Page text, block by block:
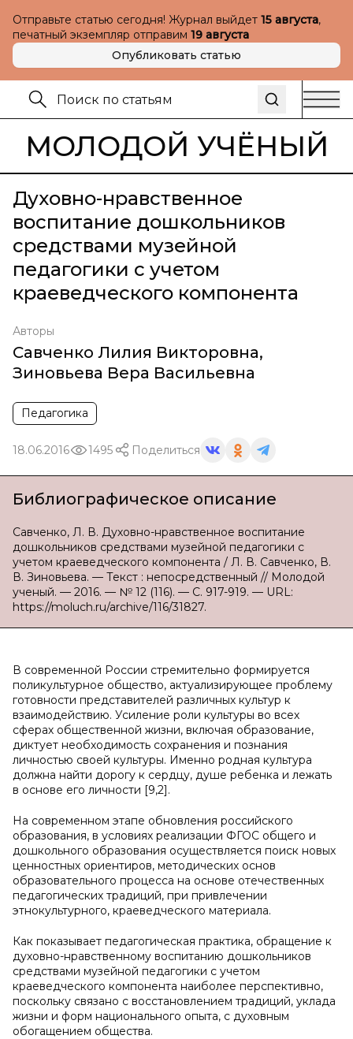
Отправьте статью сегодня! Журнал выйдет 15 августа,
печатный экземпляр отправим 19 августа
Опубликовать статью
МОЛОДОЙ УЧЁНЫЙ
Духовно-нравственное
воспитание дошкольников
средствами музейной
педагогики с учетом
краеведческого компонента
Авторы
Савченко Лилия Викторовна,
Зиновьева Вера Васильевна
Педагогика
18.06.2016 1495 Поделиться
Библиографическое описание
Савченко, Л. В. Духовно-нравственное воспитание
дошкольников средствами музейной педагогики с
учетом краеведческого компонента / Л. В. Савченко, В.
В. Зиновьева. — Текст : непосредственный // Молодой
ученый. — 2016. — № 12 (116). — С. 917-919. — URL:
https://moluch.ru/archive/116/31827.
В современной России стремительно формируется
поликультурное общество, актуализирующее проблему
готовности представителей различных культур к
взаимодействию. Усиление роли культуры во всех
сферах общественной жизни, включая образование,
диктует необходимость сохранения и познания
личностью своей культуры. Именно родная культура
должна найти дорогу к сердцу, душе ребенка и лежать
в основе его личности [9,2].
На современном этапе обновления российского
образования, в условиях реализации ФГОС общего и
дошкольного образования осуществляется поиск новых
ценностных ориентиров, методических основ
образовательного процесса на основе отечественных
педагогических традиций, при привлечении
этнокультурного, краеведческого материала.
Как показывает педагогическая практика, обращение к
духовно-нравственному воспитанию дошкольников
средствами музейной педагогики с учетом
краеведческого компонента наиболее перспективно,
поскольку связано с восстановлением традиций, уклада
жизни и форм национального опыта, с духовным
обогащением общества.